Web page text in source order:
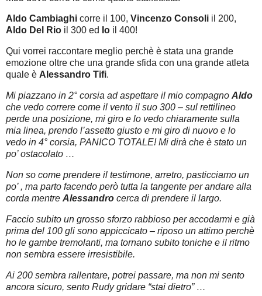
Aldo Cambiaghi corre il 100, Vincenzo Consoli il 200,
Aldo Del Rio il 300 ed Io il 400!
Qui vorrei raccontare meglio perchè è stata una grande
emozione oltre che una grande sfida con una grande atleta
quale è Alessandro Tifi.
Mi piazzano in 2° corsia ad aspettare il mio compagno Aldo
che vedo correre come il vento il suo 300 – sul rettilineo
perde una posizione, mi giro e lo vedo chiaramente sulla
mia linea, prendo l’assetto giusto e mi giro di nuovo e lo
vedo in 4° corsia, PANICO TOTALE! Mi dirà che è stato un
po’ ostacolato …
Non so come prendere il testimone, arretro, pasticciamo un
po’ , ma parto facendo però tutta la tangente per andare alla
corda mentre Alessandro cerca di prendere il largo.
Faccio subito un grosso sforzo rabbioso per accodarmi e già
prima del 100 gli sono appiccicato – riposo un attimo perchè
ho le gambe tremolanti, ma tornano subito toniche e il ritmo
non sembra essere irresistibile.
Ai 200 sembra rallentare, potrei passare, ma non mi sento
ancora sicuro, sento Rudy gridare “stai dietro” …